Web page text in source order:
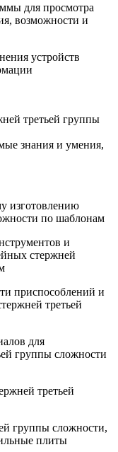
для просмотра
возможности и
устройств
третьей группы
знания и умения,
изготовлению
по шаблонам
и
стержней
приспособлений и
третьей
для
группы сложности
третьей
группы сложности,
плиты